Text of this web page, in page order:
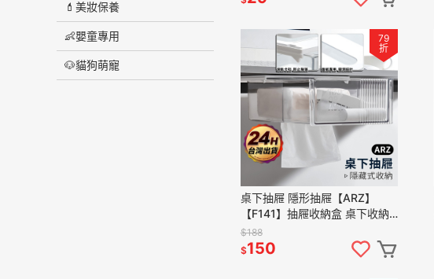
💄美妝保養
👶嬰童專用
🐶貓狗萌寵
79
折
桌下抽屜 隱形抽屜【ARZ】
【F141】抽屜收納盒 桌下收納
盒 黏貼式抽屜 透明收納盒 桌下
收納 收納盒 抽屜盒 置物盒
$188
$150